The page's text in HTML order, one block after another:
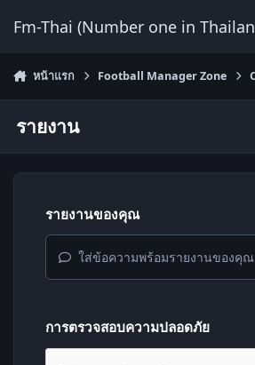
Fm-Thai (Number one in
หน้าแรก Football Manager Zone
รายงาน
รายงานของคุณ
ใส่ข้อความพร้อมรายงานของคุณ
การตรวจสอบความปลอดภัย